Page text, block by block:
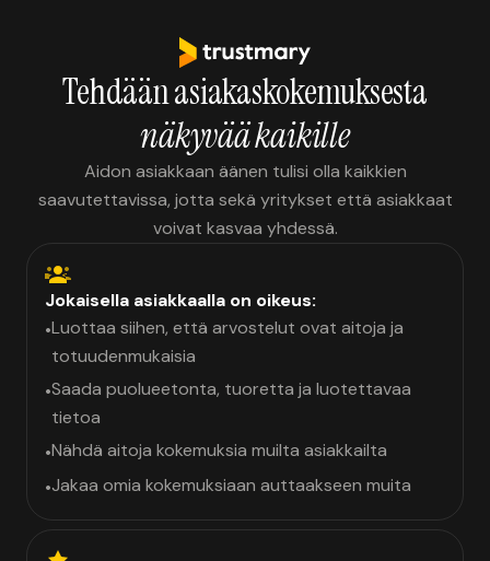
Tehdään asiakaskokemuksesta
näkyvää kaikille
Aidon asiakkaan äänen tulisi olla kaikkien
saavutettavissa, jotta sekä yritykset että asiakkaat
voivat kasvaa yhdessä.
Jokaisella asiakkaalla on oikeus:
•Luottaa siihen, että arvostelut ovat aitoja ja
totuudenmukaisia
•Saada puolueetonta, tuoretta ja luotettavaa
tietoa
•Nähdä aitoja kokemuksia muilta asiakkailta
•Jakaa omia kokemuksiaan auttaakseen muita